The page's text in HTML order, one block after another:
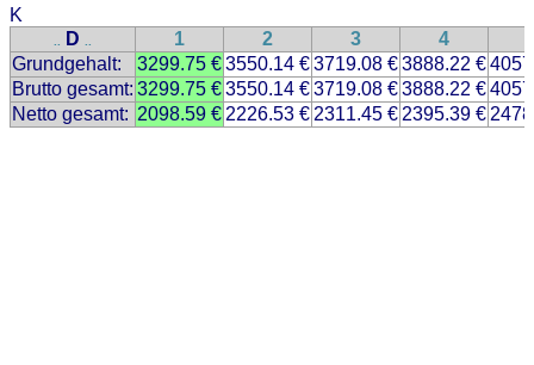
K
.. D .. 1 2 3 4
Grundgehalt:
3299.75 €3550.14 €3719.08 €3888.22 €
Brutto gesamt: 3299.75 €3550.14 €3719.08 €3888.22 €
Netto gesamt: 2098.59 € 2226.53 € 2311.45 € 2395.39 €